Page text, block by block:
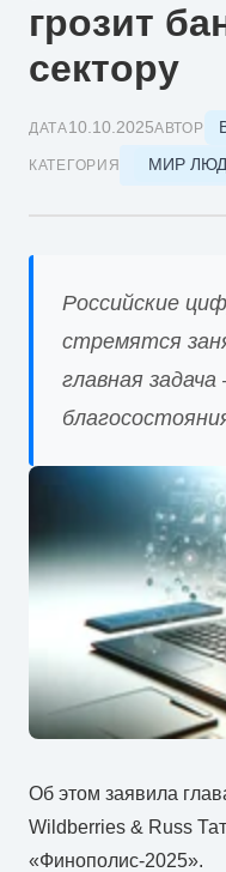
грозит
сектору
ДАТА10.10.2025АВТОР
КАТЕГОРИЯ МИР
Российские
стремятся
главная
Об этом заявила
Wildberries & Russ
«Финополис-2025».